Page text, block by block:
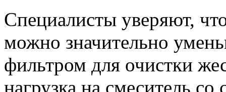
Специалисты уверяют,
можно значительно
фильтром для очистки
нагрузка на смеситель